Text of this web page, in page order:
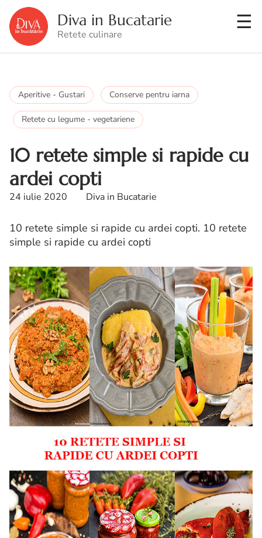
Diva in Bucatarie
Retete culinare
Aperitive - Gustari Conserve pentru iarna
Retete cu legume - vegetariene
10 retete simple si rapide cu
ardei copti
24 iulie 2020 Diva in Bucatarie
10 retete simple si rapide cu ardei copti. 10 retete
simple si rapide cu ardei copti